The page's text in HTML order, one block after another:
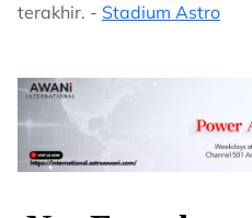
terakhir. - Stadium Astro